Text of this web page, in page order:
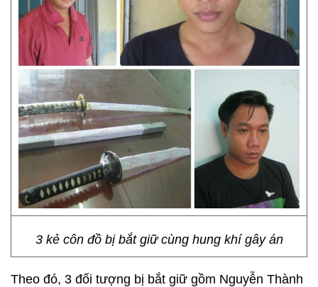
3 kẻ côn đồ bị bắt giữ cùng hung khí gây án
Theo đó, 3 đối tượng bị bắt giữ gồm Nguyễn Thành